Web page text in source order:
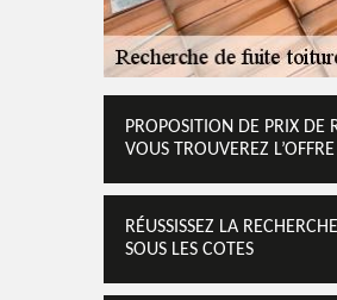
PROPOSITION DE PRIX DE
VOUS TROUVEREZ
RÉUSSISSEZ LA
SOUS LES COTES